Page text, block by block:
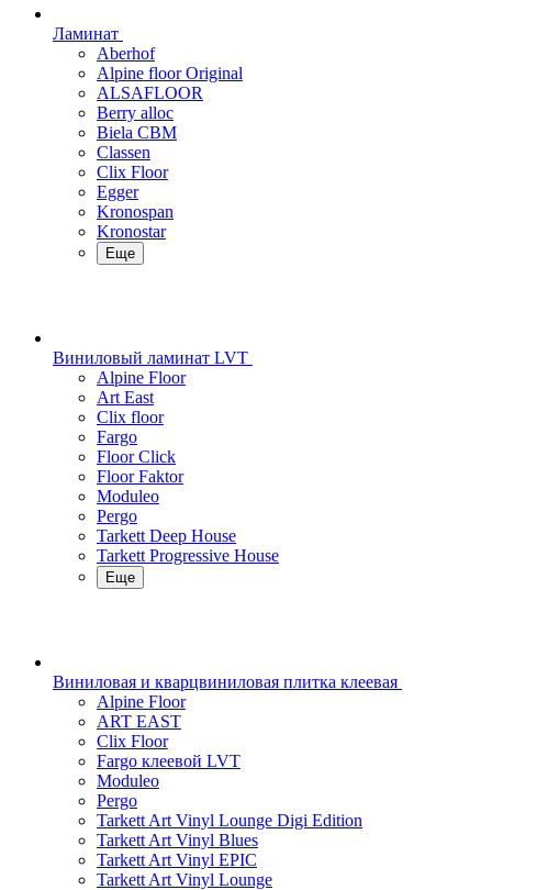
Ламинат
Aberhof
Alpine floor Original
ALSAFLOOR
Berry alloc
Biela CBM
Classen
Clix Floor
Egger
Kronospan
Kronostar
Еще
Виниловый ламинат LVT
Alpine Floor
Art East
Clix floor
Fargo
Floor Click
Floor Faktor
Moduleo
Pergo
Tarkett Deep House
Tarkett Progressive House
Еще
Виниловая и кварцвиниловая плитка клеевая
Alpine Floor
ART EAST
Clix Floor
Fargo клеевой LVT
Moduleo
Pergo
Tarkett Art Vinyl Lounge Digi Edition
Tarkett Art Vinyl Blues
Tarkett Art Vinyl EPIC
Tarkett Art Vinyl Lounge